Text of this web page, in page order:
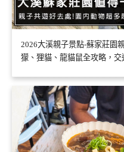
2026大溪親子景點-蘇家莊園
獴、狸貓、龍貓鼠全攻略，交